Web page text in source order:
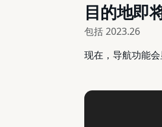
目的地即
包括2023.26
现在，导航功能